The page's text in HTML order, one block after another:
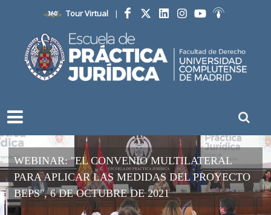
Tour Virtual |
Facebook
WEBINAR: "EL CONVENIO MULTILATERAL
PARA APLICAR LAS MEDIDAS DEL PROYECTO
BEPS", 6 DE OCTUBRE DE 2021